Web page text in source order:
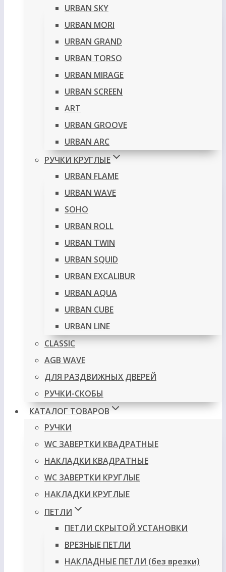
URBAN SKY
URBAN MORI
URBAN GRAND
URBAN TORSO
URBAN MIRAGE
URBAN SCREEN
ART
URBAN GROOVE
URBAN ARC
РУЧКИ КРУГЛЫЕ
URBAN FLAME
URBAN WAVE
SOHO
URBAN ROLL
URBAN TWIN
URBAN SQUID
URBAN EXCALIBUR
URBAN AQUA
URBAN CUBE
URBAN LINE
CLASSIC
AGB WAVE
ДЛЯ РАЗДВИЖНЫХ ДВЕРЕЙ
РУЧКИ-СКОБЫ
КАТАЛОГ ТОВАРОВ
РУЧКИ
WC ЗАВЕРТКИ КВАДРАТНЫЕ
НАКЛАДКИ КВАДРАТНЫЕ
WC ЗАВЕРТКИ КРУГЛЫЕ
НАКЛАДКИ КРУГЛЫЕ
ПЕТЛИ
ПЕТЛИ СКРЫТОЙ УСТАНОВКИ
ВРЕЗНЫЕ ПЕТЛИ
НАКЛАДНЫЕ ПЕТЛИ (без врезки)